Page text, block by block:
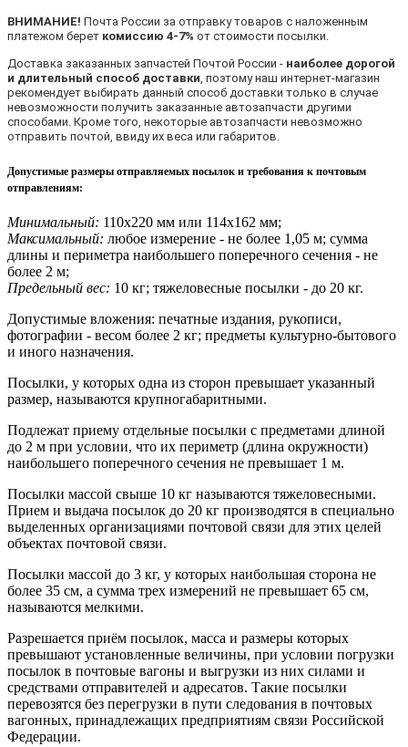
ВНИМАНИЕ! Почта России за отправку товаров с наложенным
платежом берет комиссию 4-7% от стоимости посылки.
Доставка заказанных запчастей Почтой России - наиболее дорогой
и длительный способ доставки , поэтому наш интернет-магазин
рекомендует выбирать данный способ доставки только в случае
невозможности получить заказанные автозапчасти другими
способами. Кроме того, некоторые автозапчасти невозможно
отправить почтой, ввиду их веса или габаритов.
Допустимые размеры отправляемых посылок и требования к почтовым
отправлениям:
Минимальный: 110х220 мм или 114х162 мм;
Максимальный: любое измерение - не более 1,05 м; сумма
длины и периметра наибольшего поперечного сечения - не
более 2 м;
Предельный вес: 10 кг; тяжеловесные посылки - до 20 кг.
Допустимые вложения: печатные издания, рукописи,
фотографии - весом более 2 кг; предметы культурно-бытового
и иного назначения.
Посылки, у которых одна из сторон превышает указанный
размер, называются крупногабаритными.
Подлежат приему отдельные посылки с предметами длиной
до 2 м при условии, что их периметр (длина окружности)
наибольшего поперечного сечения не превышает 1 м.
Посылки массой свыше 10 кг называются тяжеловесными.
Прием и выдача посылок до 20 кг производятся в специально
выделенных организациями почтовой связи для этих целей
объектах почтовой связи.
Посылки массой до 3 кг, у которых наибольшая сторона не
более 35 см, а сумма трех измерений не превышает 65 см,
называются мелкими.
Разрешается приём посылок, масса и размеры которых
превышают установленные величины, при условии погрузки
посылок в почтовые вагоны и выгрузки из них силами и
средствами отправителей и адресатов. Такие посылки
перевозятся без перегрузки в пути следования в почтовых
вагонных, принадлежащих предприятиям связи Российской
Федерации.